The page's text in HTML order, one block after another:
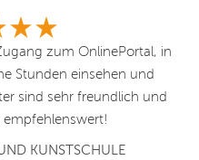
zum OnlinePortal, in
Stunden einsehen und
sind sehr freundlich und
empfehlenswert!
KUNSTSCHULE